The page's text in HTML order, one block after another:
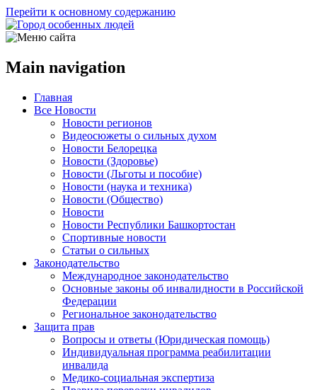
Перейти к основному содержанию
Main navigation
Главная
Все Новости
Новости регионов
Видеосюжеты о сильных духом
Новости Белорецка
Новости (Здоровье)
Новости (Льготы и пособие)
Новости (наука и техника)
Новости (Общество)
Новости
Новости Республики Башкортостан
Спортивные новости
Статьи о сильных
Законодательство
Международное законодательство
Основные законы об инвалидности в Российской
Федерации
Региональное законодательство
Защита прав
Вопросы и ответы (Юридическая помощь)
Индивидуальная программа реабилитации
инвалида
Медико-социальная экспертиза